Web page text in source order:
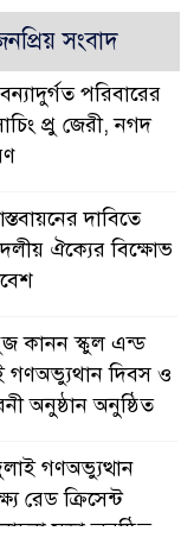
সংবাদ
পরিবারের
প্রু জেরী, নগদ
দাবিতে
ঐক্যের বিক্ষোভ
কানন স্কুল এন্ড
গণঅভ্যুথান দিবস ও
অনুষ্ঠান অনুষ্ঠিত
গণঅভ্যুত্থান
রেড ক্রিসেন্ট
সভা অনুষ্ঠিত